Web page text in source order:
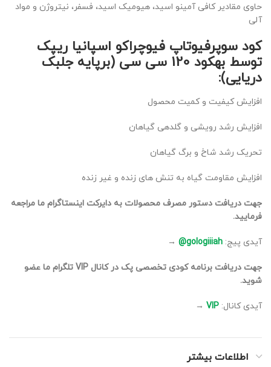
حاوی مقادیر کافی آمینو اسید، هیومیک اسید، فسفر، نیتروژن و مواد
آلی
کود سوپرفیوتاپ فیوچراکو اسپانیا ریپک
توسط بهکود 120 سی سی (برپایه جلبک
دریایی):
افزایش کیفیت و کمیت محصول
افزایش رشد رویشی و گلدهی گیاهان
تحریک رشد شاخ و برگ گیاهان
افزایش مقاومت گیاه به تنش های زنده و غیر زنده
جهت دریافت دستور مصرف محصولات به دایرکت اینستاگرام ما مراجعه
فرمایید.
آیدی پیج: gologiiiah@
→
جهت دریافت برنامه کودی تخصصی پک در کانال VIP تلگرام ما عضو
شوید.
آیدی کانال: VIP
→
اطلاعات بیشتر